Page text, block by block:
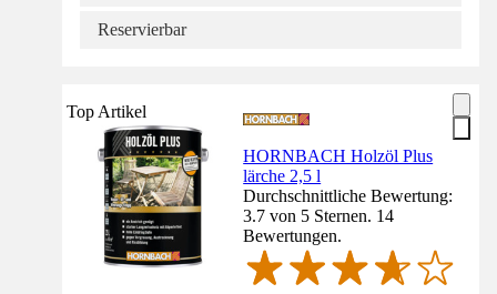
Reservierbar
Top Artikel
HORNBACH Holzöl Plus
lärche 2,5 l
Durchschnittliche Bewertung:
3.7 von 5 Sternen. 14
Bewertungen.